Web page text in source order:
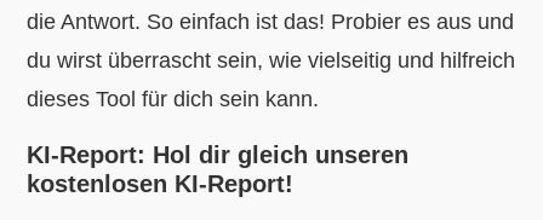
die Antwort. So einfach ist das! Probier es aus und
du wirst überrascht sein, wie vielseitig und hilfreich
dieses Tool für dich sein kann.
KI-Report: Hol dir gleich unseren
kostenlosen KI-Report!